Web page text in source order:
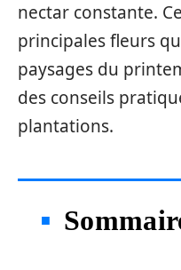
nectar constante.
principales fleurs
paysages du
des conseils
plantations.